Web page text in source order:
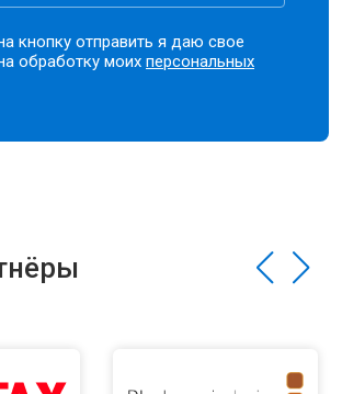
кнопку отправить я даю свое
обработку моихперсональных